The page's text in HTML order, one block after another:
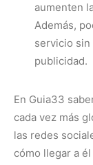
aumenten
Además,
servicio
publicidad.
En Guia33
cada vez más
las redes
cómo llegar a